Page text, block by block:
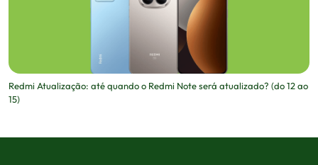
Redmi Atualização: até quando o Redmi Note será atualizado? (do 12 ao
15)